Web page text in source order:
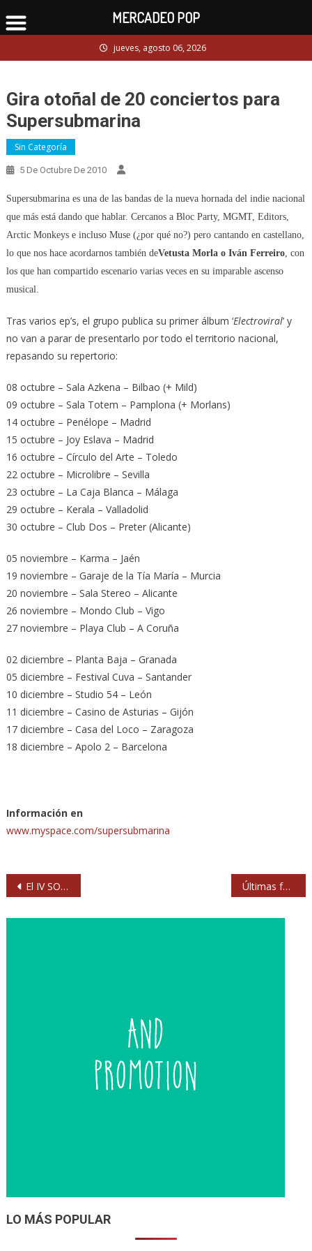
to
jueves, agosto 06, 2026
Gira otoñal de 20 conciertos para
Supersubmarina
Sin Categoría
5 De Octubre De 2010
Supersubmarina es una de las bandas de la nueva hornada del indie nacional
que más está dando que hablar. Cercanos a Bloc Party, MGMT, Editors,
Arctic Monkeys e incluso Muse (¿por qué no?) pero cantando en castellano,
lo que nos hace acordarnos también deVetusta Morla o Iván Ferreiro, con
los que han compartido escenario varias veces en su imparable ascenso
musical.
Tras varios ep’s, el grupo publica su primer álbum ‘Electroviral’ y
no van a parar de presentarlo por todo el territorio nacional,
repasando su repertorio:
08 octubre – Sala Azkena – Bilbao (+ Mild)
09 octubre – Sala Totem – Pamplona (+ Morlans)
14 octubre – Penélope – Madrid
15 octubre – Joy Eslava – Madrid
16 octubre – Círculo del Arte – Toledo
22 octubre – Microlibre – Sevilla
23 octubre – La Caja Blanca – Málaga
29 octubre – Kerala – Valladolid
30 octubre – Club Dos – Preter (Alicante)
05 noviembre – Karma – Jaén
19 noviembre – Garaje de la Tía María – Murcia
20 noviembre – Sala Stereo – Alicante
26 noviembre – Mondo Club – Vigo
27 noviembre – Playa Club – A Coruña
02 diciembre – Planta Baja – Granada
05 diciembre – Festival Cuva – Santander
10 diciembre – Studio 54 – León
11 diciembre – Casino de Asturias – Gijón
17 diciembre – Casa del Loco – Zaragoza
18 diciembre – Apolo 2 – Barcelona
Información en
www.myspace.com/supersubmarina
Navegación
El IV SOS 4.8 será los días 6 y 7 de mayo de 2011 Últimas fechas de la gira de éxitos de Loquillo
LO MÁS POPULAR
MERCADEO POP